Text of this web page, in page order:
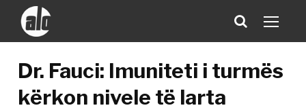
Dr. Fauci: Imuniteti i turmës
kërkon nivele të larta